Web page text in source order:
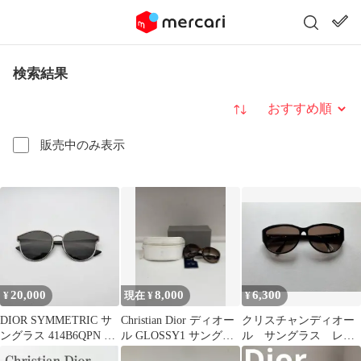
検索結果
販売中のみ表示
並び替え
¥20,000
DIOR SYMMETRIC サ
ングラス 414B6QPN レ
現在 ¥8,000
Christian Dior ディオー
ル GLOSSY1 サングラ
ス ブラウン
¥6,300
クリスチャンディオー
ル サングラス レデ
ィース (ヴィンテージ